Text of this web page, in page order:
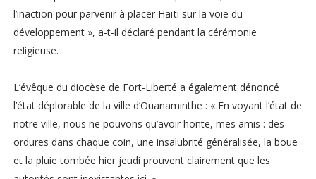
l’inaction pour parvenir à placer Haïti sur la voie du
développement », a-t-il déclaré pendant la cérémonie
religieuse.
L’évêque du diocèse de Fort-Liberté a également dénoncé
l’état déplorable de la ville d’Ouanaminthe : « En voyant l’état de
notre ville, nous ne pouvons qu’avoir honte, mes amis : des
ordures dans chaque coin, une insalubrité généralisée, la boue
et la pluie tombée hier jeudi prouvent clairement que les